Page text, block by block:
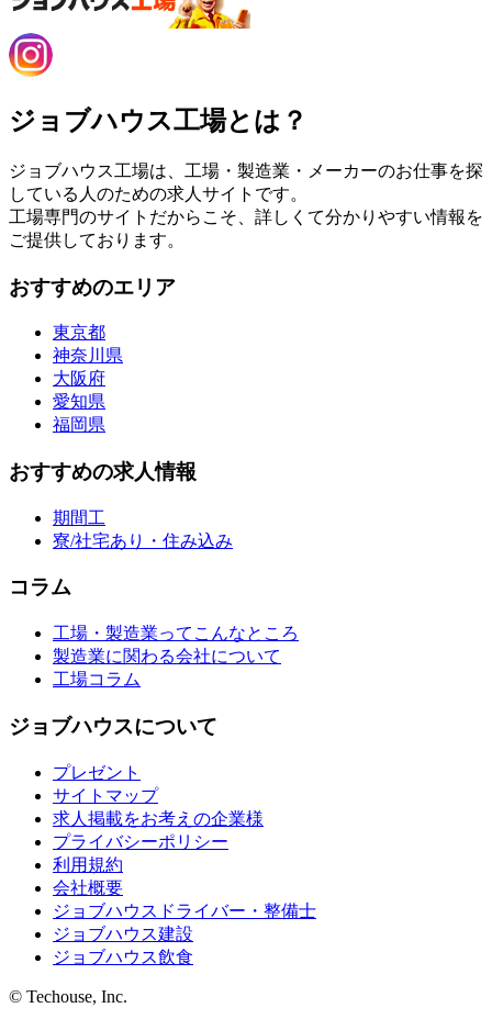
ジョブハウス工場とは？
ジョブハウス工場は、工場・製造業・メーカーのお仕事を探
している人のための求人サイトです。
工場専門のサイトだからこそ、詳しくて分かりやすい情報を
ご提供しております。
おすすめのエリア
東京都
神奈川県
大阪府
愛知県
福岡県
おすすめの求人情報
期間工
寮/社宅あり・住み込み
コラム
工場・製造業ってこんなところ
製造業に関わる会社について
工場コラム
ジョブハウスについて
プレゼント
サイトマップ
求人掲載をお考えの企業様
プライバシーポリシー
利用規約
会社概要
ジョブハウスドライバー・整備士
ジョブハウス建設
ジョブハウス飲食
© Techouse, Inc.